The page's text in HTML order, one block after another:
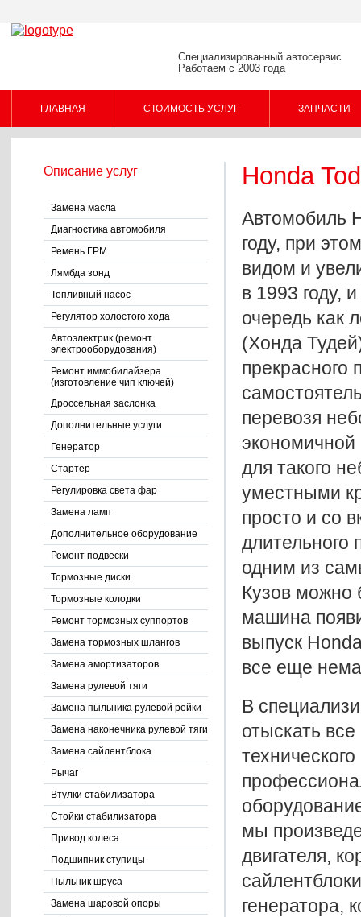
Специализированный автосервис
Работаем с 2003 года
ГЛАВНАЯ СТОИМОСТЬ УСЛУГ ЗАПЧАСТИ
Описание услуг
Замена масла
Диагностика автомобиля
Ремень ГРМ
Лямбда зонд
Топливный насос
Регулятор холостого хода
Автоэлектрик (ремонт
электрооборудования)
Ремонт иммобилайзера
(изготовление чип ключей)
Дроссельная заслонка
Дополнительные услуги
Генератор
Стартер
Регулировка света фар
Замена ламп
Дополнительное оборудование
Ремонт подвески
Тормозные диски
Тормозные колодки
Ремонт тормозных суппортов
Замена тормозных шлангов
Замена амортизаторов
Замена рулевой тяги
Замена пыльника рулевой рейки
Замена наконечника рулевой тяги
Замена сайлентблока
Рычаг
Втулки стабилизатора
Стойки стабилизатора
Привод колеса
Подшипник ступицы
Пыльник шруса
Замена шаровой опоры
Honda
Автомобиль
году, при
видом и
в 1993 году,
очередь как
(Хонда
прекрасного
перевозя
экономичной
для такого
уместными
просто и со
длительного
одним из
Кузов можно
машина
выпуск
все еще
В
отыскать
мы
двигателя,
генератора,
ПОМОЩЬ КЛИЕНТУ